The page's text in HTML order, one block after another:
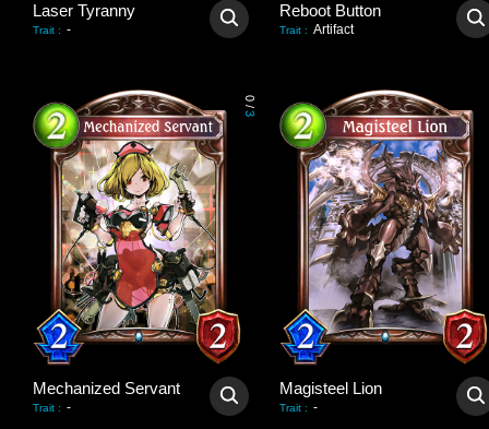
Laser Tyranny
Trait : -
Reboot Button
Trait : Artifact
0
/
3
Mechanized Servant
Trait : -
Magisteel Lion
Trait : -